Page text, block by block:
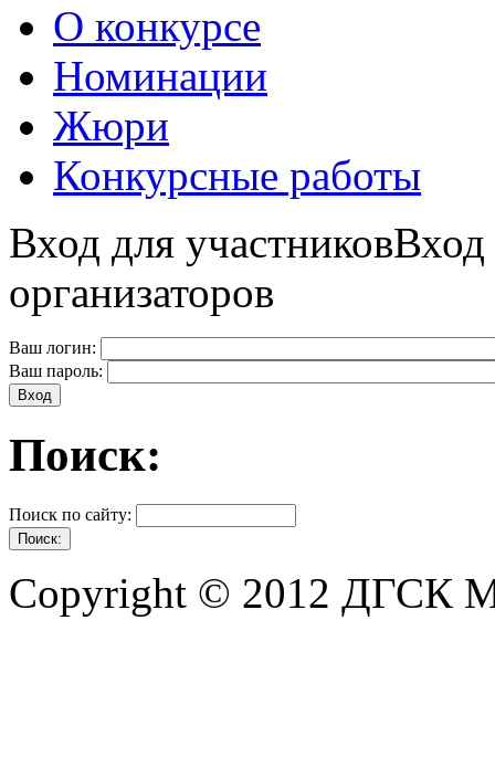
О конкурсе
Номинации
Жюри
Конкурсные работы
Вход для участников
организаторов
Ваш логин:
Ваш пароль:
Поиск:
Поиск по сайту:
Copyright © 2012 ДГСК